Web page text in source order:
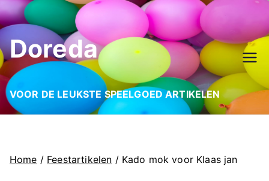
Ga
naar
de
inhoud
Doreda
VOOR DE LEUKSTE SPEELGOED ARTIKELEN
Home / Feestartikelen / Kado mok voor Klaas jan